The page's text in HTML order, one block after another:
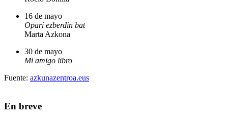
16 de mayo
Opari ezberdin bat
Marta Azkona
30 de mayo
Mi amigo libro
Fuente: azkunazentroa.eus
En breve